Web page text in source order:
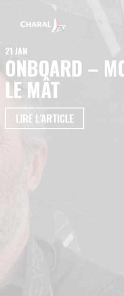
21 JAN
ONBOARD –
LE MÂT
LIRE L'ARTICLE